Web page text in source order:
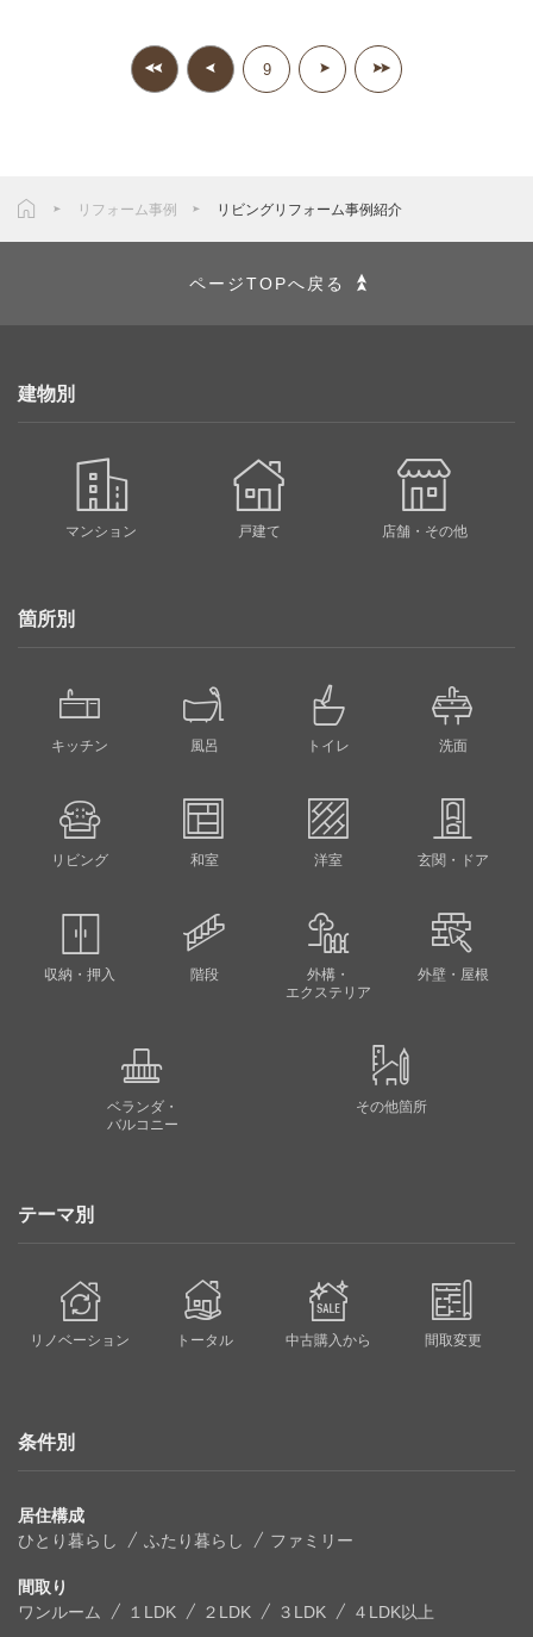
9
リフォーム事例 リビングリフォーム事例紹介
ページTOPへ戻る
建物別
マンション 戸建て 店舗・その他
箇所別
キッチン 風呂 トイレ 洗面
リビング 和室 洋室 玄関・ドア
収納・押入 階段
外構・
エクステリア
外壁・屋根
ベランダ・
バルコニー
その他箇所
テーマ別
リノベーション トータル 中古購入から 間取変更
条件別
居住構成
ひとり暮らし
ふたり暮らし ファミリー
間取り
ワンルーム
１LDK ２LDK ３LDK ４LDK以上